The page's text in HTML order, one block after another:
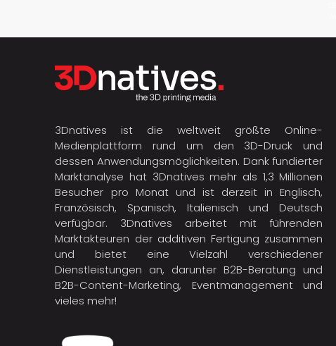
3Dnatives ist die weltweit größte Online-
Medienplattform rund um den 3D-Druck und
dessen Anwendungsmöglichkeiten. Dank fundierter
Marktanalyse hat 3Dnatives mehr als 1,3 Millionen
Besucher pro Monat und ist derzeit in Englisch,
Französisch, Spanisch, Italienisch und Deutsch
verfügbar. 3Dnatives arbeitet mit führenden
Marktakteuren der additiven Fertigung zusammen
und bietet eine Vielzahl verschiedener
Dienstleistungen an, darunter B2B-Beratung und
B2B-Content-Marketing, Eventmanagement und
vieles mehr!